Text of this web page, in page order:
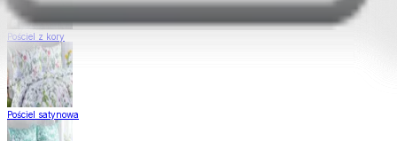
Pościel z kory
Pościel satynowa